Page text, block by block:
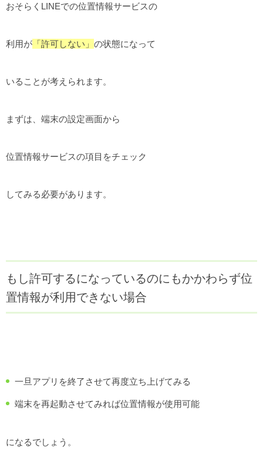
おそらくLINEでの位置情報サービスの
利用が 「許可しない」 の状態になって
いることが考えられます。
まずは、端末の設定画面から
位置情報サービスの項目をチェック
してみる必要があります。
もし許可するになっているのにもかかわらず位
置情報が利用できない場合
一旦アプリを終了させて再度立ち上げてみる
端末を再起動させてみれば位置情報が使用可能
になるでしょう。